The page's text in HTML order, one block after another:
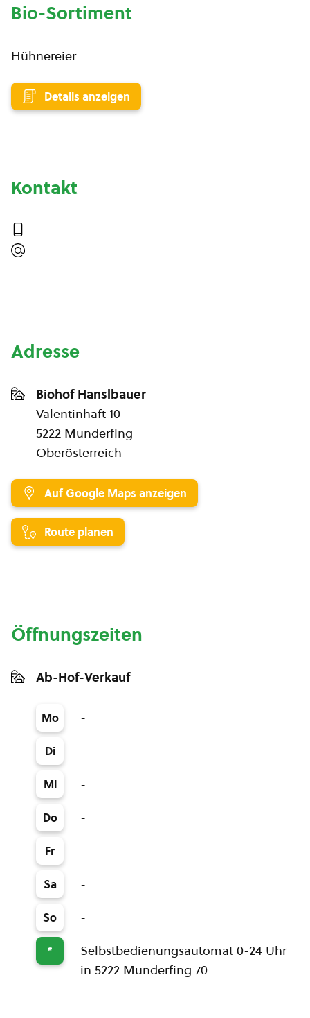
Bio-Sortiment
Hühnereier
Details anzeigen
Kontakt
Adresse
Biohof Hanslbauer
Valentinhaft 10
5222 Munderfing
Oberösterreich
Auf Google Maps anzeigen
Route planen
Öffnungszeiten
Ab-Hof-Verkauf
Mo -
Di -
Mi -
Do -
Fr -
Sa -
So -
*
Selbstbedienungsautomat 0-24 Uhr
in 5222 Munderfing 70